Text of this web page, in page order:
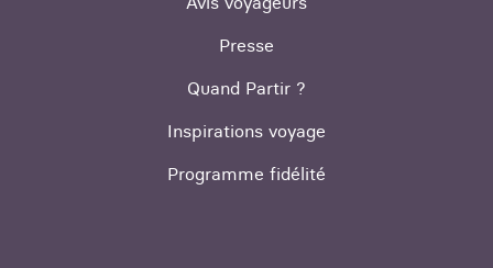
Presse
Quand Partir ?
Inspirations voyage
Programme fidélité